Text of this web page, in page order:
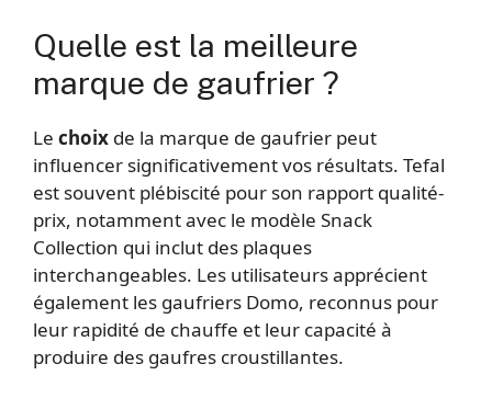
Quelle est la meilleure
marque de gaufrier ?
Le choix de la marque de gaufrier peut
influencer significativement vos résultats. Tefal
est souvent plébiscité pour son rapport qualité-
prix, notamment avec le modèle Snack
Collection qui inclut des plaques
interchangeables. Les utilisateurs apprécient
également les gaufriers Domo, reconnus pour
leur rapidité de chauffe et leur capacité à
produire des gaufres croustillantes.